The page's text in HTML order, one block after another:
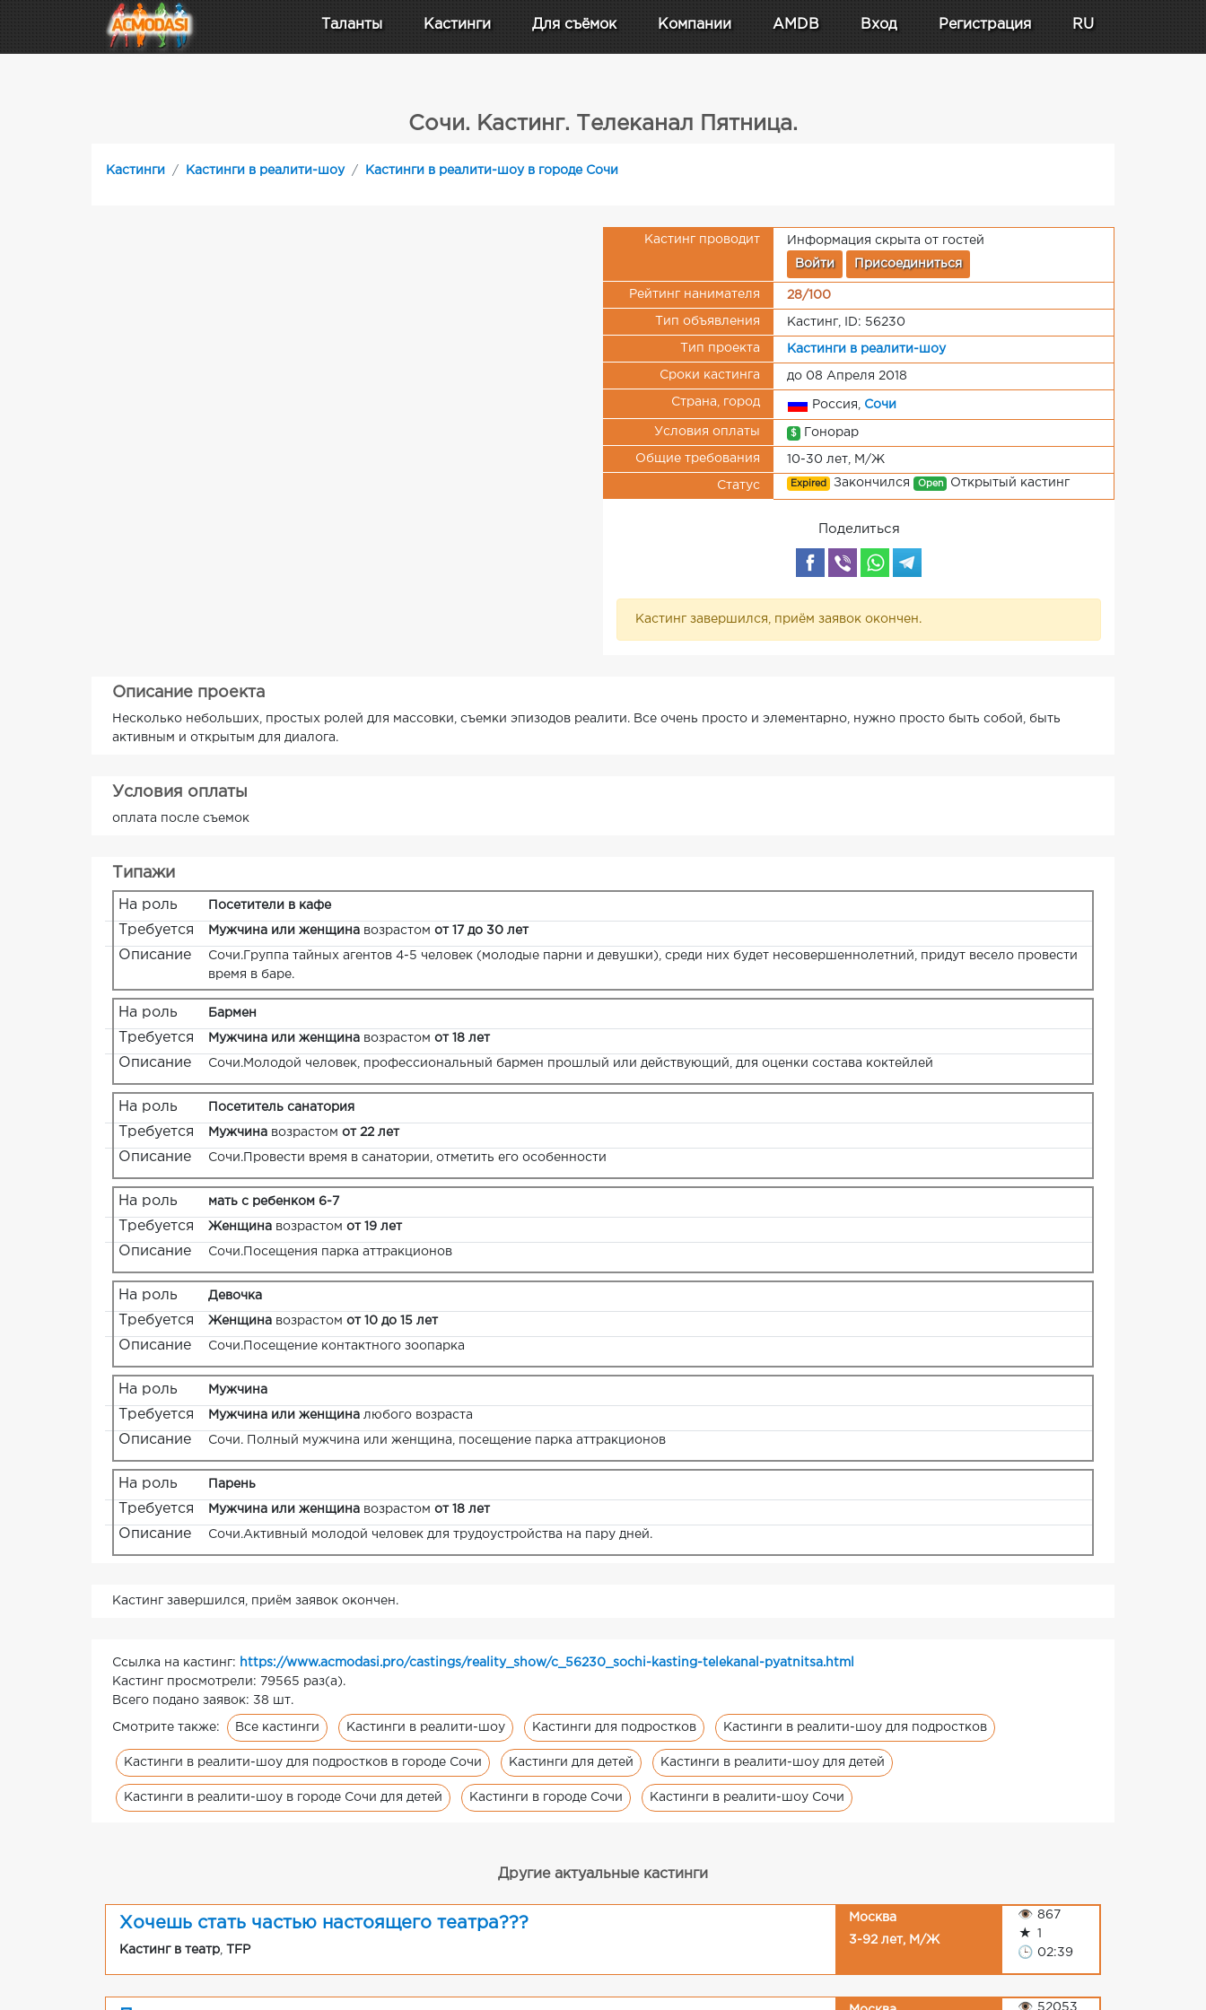
Таланты Кастинги Для съёмок Компании AMDB Вход Регистрация RU
Сочи. Кастинг. Телеканал Пятница.
Кастинги Кастинги в реалити-шоу Кастинги в реалити-шоу в городе Сочи
Кастинг проводит Информация скрыта от гостей
Войти Присоединиться
Рейтинг нанимателя 28/100
Тип объявления Кастинг, ID: 56230
Тип проекта Кастинги в реалити-шоу
Сроки кастинга до 08 Апреля 2018
Страна, город Россия, Сочи
Условия оплаты $ Гонорар
Общие требования 10-30 лет, М/Ж
Статус Expired Закончился Open Открытый кастинг
Поделиться
Кастинг завершился, приём заявок окончен.
Описание проекта
Несколько небольших, простых ролей для массовки, съемки эпизодов реалити. Все очень просто и элементарно, нужно просто быть собой, быть
активным и открытым для диалога.
Условия оплаты
оплата после съемок
Типажи
На роль Посетители в кафе
Требуется Мужчина или женщина возрастом от 17 до 30 лет
Описание
Сочи.Группа тайных агентов 4-5 человек (молодые парни и девушки), среди них будет несовершеннолетний, придут весело провести
время в баре.
На роль Бармен
Требуется Мужчина или женщина возрастом от 18 лет
Описание Сочи.Молодой человек, профессиональный бармен прошлый или действующий, для оценки состава коктейлей
На роль Посетитель санатория
Требуется Мужчина возрастом от 22 лет
Описание Сочи.Провести время в санатории, отметить его особенности
На роль мать с ребенком 6-7
Требуется Женщина возрастом от 19 лет
Описание Сочи.Посещения парка аттракционов
На роль Девочка
Требуется Женщина возрастом от 10 до 15 лет
Описание Сочи.Посещение контактного зоопарка
На роль Мужчина
Требуется Мужчина или женщина любого возраста
Описание Сочи. Полный мужчина или женщина, посещение парка аттракционов
На роль Парень
Требуется Мужчина или женщина возрастом от 18 лет
Описание Сочи.Активный молодой человек для трудоустройства на пару дней.
Кастинг завершился, приём заявок окончен.
Ссылка на кастинг: https://www.acmodasi.pro/castings/reality_show/c_56230_sochi-kasting-telekanal-pyatnitsa.html
Кастинг просмотрели: 79565 раз(а).
Всего подано заявок: 38 шт.
Смотрите также: Все кастинги Кастинги в реалити-шоу Кастинги для подростков Кастинги в реалити-шоу для подростков
Кастинги в реалити-шоу для подростков в городе Сочи Кастинги для детей Кастинги в реалити-шоу для детей
Кастинги в реалити-шоу в городе Сочи для детей Кастинги в городе Сочи Кастинги в реалити-шоу Сочи
Другие актуальные кастинги
Хочешь стать частью настоящего театра???
Кастинг в театр TFP
Москва
3-92 лет, М/Ж
👁 867
★
1
🕒 02:39
👁 52053